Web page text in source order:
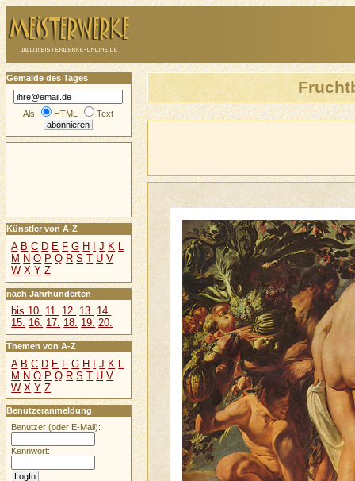
Gemälde des Tages
Als HTML Text
Künstler von A-Z
A B C D E F G H J K L
M N O P Q R S T U V
W X Y Z
nach Jahrhunderten
bis 10. 11. 12. 13. 14.
15. 16. 17. 18. 19. 20.
Themen von A-Z
A B C D E F G H I J K L
M N O P Q R S T U V
W X Y Z
Benutzeranmeldung
Benutzer (oder E-Mail):
Kennwort: